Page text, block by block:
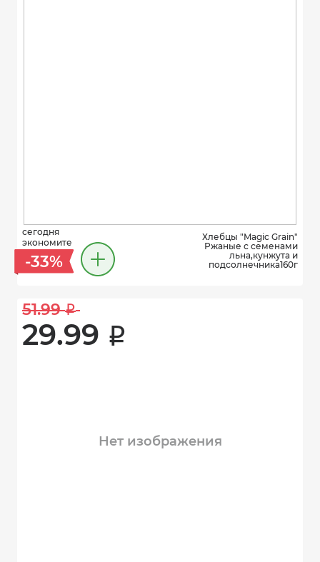
сегодня
экономите
-33%
Хлебцы "Magic Grain"
Ржаные с семенами
льна,кунжута и
подсолнечника160г
51.99 i
29.99 i
Нет изображения